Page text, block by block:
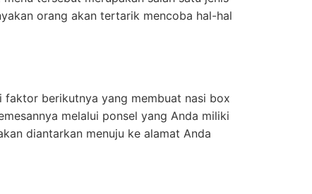
orang akan tertarik mencoba hal-hal
faktor berikutnya yang membuat nasi box
melalui ponsel yang Anda miliki
diantarkan menuju ke alamat Anda